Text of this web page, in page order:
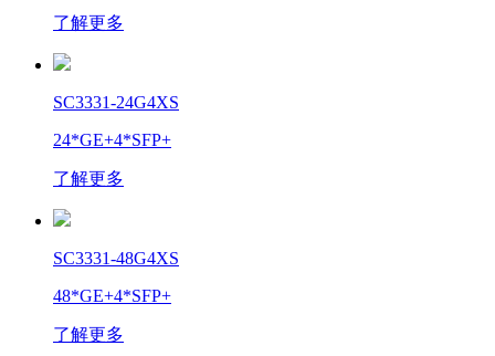
了解更多
SC3331-24G4XS
24*GE+4*SFP+
了解更多
SC3331-48G4XS
48*GE+4*SFP+
了解更多